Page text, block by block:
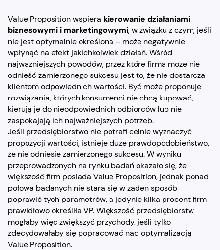
Value Proposition wspiera kierowanie działaniami
biznesowymi i marketingowymi, w związku z czym, jeśli
nie jest optymalnie określona – może negatywnie
wpłynąć na efekt jakichkolwiek działań. Wśród
najważniejszych powodów, przez które firma może nie
odnieść zamierzonego sukcesu jest to, że nie dostarcza
klientom odpowiednich wartości. Być może proponuje
rozwiązania, których konsumenci nie chcą kupować,
kierują je do nieodpowiednich odbiorców lub nie
zaspokajają ich najważniejszych potrzeb.
Jeśli przedsiębiorstwo nie potrafi celnie wyznaczyć
propozycji wartości, istnieje duże prawdopodobieństwo,
że nie odniesie zamierzonego sukcesu. W wyniku
przeprowadzonych na rynku badań okazało się, że
większość firm posiada Value Proposition, jednak ponad
połowa badanych nie stara się w żaden sposób
poprawić tych parametrów, a jedynie kilka procent firm
prawidłowo określiła VP. Większość przedsiębiorstw
mogłaby więc zwiększyć przychody, jeśli tylko
zdecydowałaby się popracować nad optymalizacją
Value Proposition.